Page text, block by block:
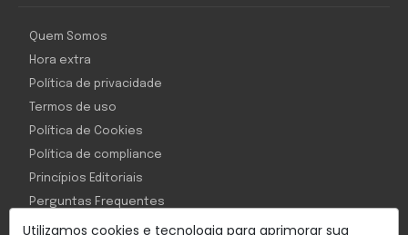
Utilizamos cookies e tecnologia para aprimorar sua
Quem Somos
Hora extra
Política de privacidade
Termos de uso
Política de Cookies
Política de compliance
Princípios Editoriais
Perguntas Frequentes